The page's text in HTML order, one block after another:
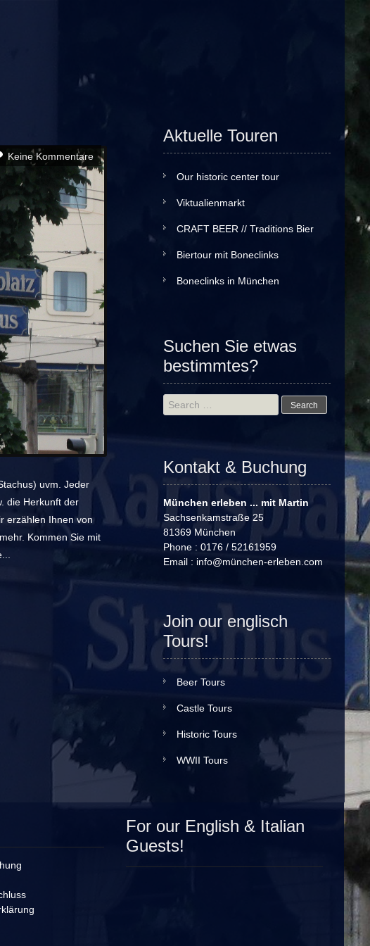
Keine Kommentare
uvm. Jeder
die Herkunft der
erzählen Ihnen von
Kommen Sie mit
Aktuelle Touren
Our historic center tour
Viktualienmarkt
CRAFT BEER // Traditions Bier
Biertour mit Boneclinks
Boneclinks in München
Suchen Sie etwas
bestimmtes?
Search
for:
Kontakt & Buchung
München erleben ... mit Martin
Sachsenkamstraße 25
81369 München
Phone : 0176 / 52161959
Email : info@münchen-erleben.com
Join our englisch
Tours!
Beer Tours
Castle Tours
Historic Tours
WWII Tours
For our English & Italian
Guests!